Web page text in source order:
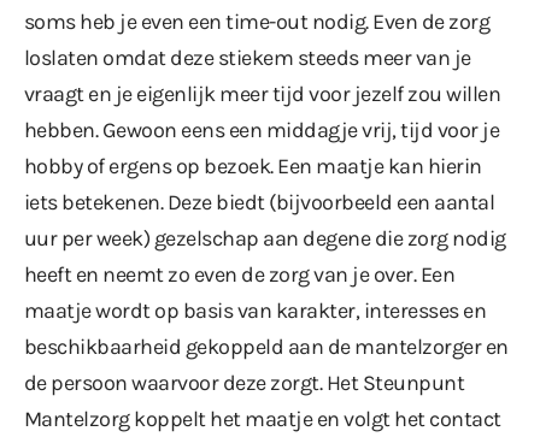
soms heb je even een time-out nodig. Even de zorg
loslaten omdat deze stiekem steeds meer van je
vraagt en je eigenlijk meer tijd voor jezelf zou willen
hebben. Gewoon eens een middagje vrij, tijd voor je
hobby of ergens op bezoek. Een maatje kan hierin
iets betekenen. Deze biedt (bijvoorbeeld een aantal
uur per week) gezelschap aan degene die zorg nodig
heeft en neemt zo even de zorg van je over. Een
maatje wordt op basis van karakter, interesses en
beschikbaarheid gekoppeld aan de mantelzorger en
de persoon waarvoor deze zorgt. Het Steunpunt
Mantelzorg koppelt het maatje en volgt het contact